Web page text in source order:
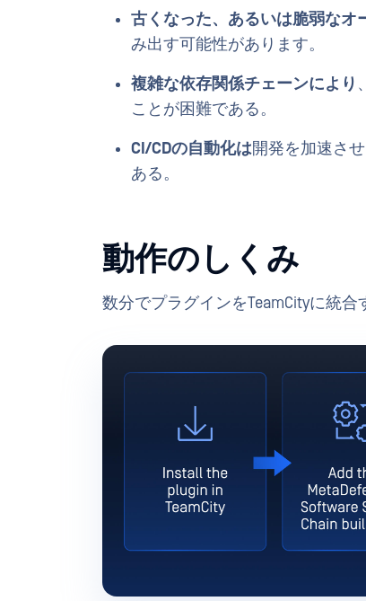
古くなった、あるいは脆弱なオ
み出す可能性があります。
複雑な依存関係チェーンにより
ことが困難である。
CI/CDの自動化は開発を加速さ
ある。
動作のしくみ
数分でプラグインをTeamCityに統合